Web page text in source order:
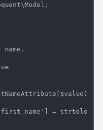
\Model ;
($value)
] = strtolo